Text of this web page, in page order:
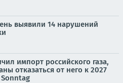
выявили 14 нарушений
импорт российского газа,
отказаться от него к 2027